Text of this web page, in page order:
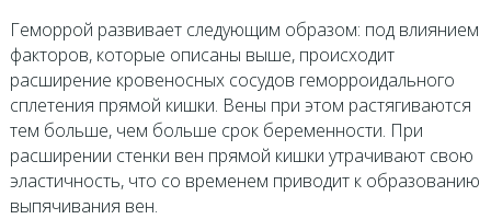
Геморрой развивает следующим образом: под влиянием
факторов, которые описаны выше, происходит
расширение кровеносных сосудов геморроидального
сплетения прямой кишки. Вены при этом растягиваются
тем больше, чем больше срок беременности. При
расширении стенки вен прямой кишки утрачивают свою
эластичность, что со временем приводит к образованию
выпячивания вен.